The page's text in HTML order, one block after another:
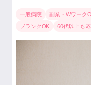
一般病院 副業・Wワーク
ブランクOK
60代以上も